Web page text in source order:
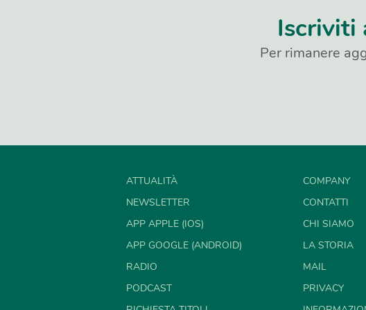
Iscriviti
Per rimanere
ATTUALITÀ
NEWSLETTER
APP APPLE (IOS)
APP GOOGLE (ANDROID)
RADIO
PODCAST
COMPANY
CONTATTI
CHI SIAMO
LA STORIA
MAIL
PRIVACY